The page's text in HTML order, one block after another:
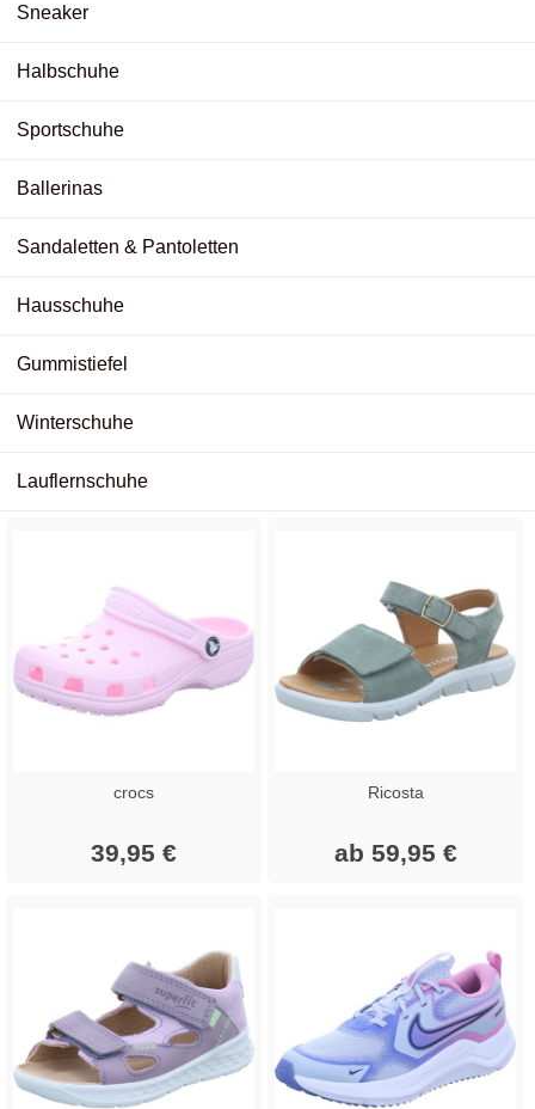
Sneaker
Halbschuhe
Sportschuhe
Ballerinas
Sandaletten & Pantoletten
Hausschuhe
Gummistiefel
Winterschuhe
Lauflernschuhe
crocs
39,95 €
Ricosta
ab 59,95 €